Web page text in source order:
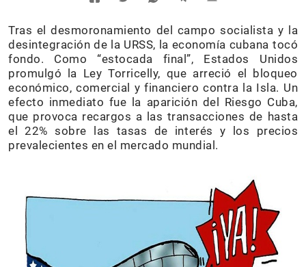
Tras el desmoronamiento del campo socialista y la
desintegración de la URSS, la economía cubana tocó
fondo. Como “estocada final”, Estados Unidos
promulgó la Ley Torricelly, que arreció el bloqueo
económico, comercial y financiero contra la Isla. Un
efecto inmediato fue la aparición del Riesgo Cuba,
que provoca recargos a las transacciones de hasta
el 22% sobre las tasas de interés y los precios
prevalecientes en el mercado mundial.